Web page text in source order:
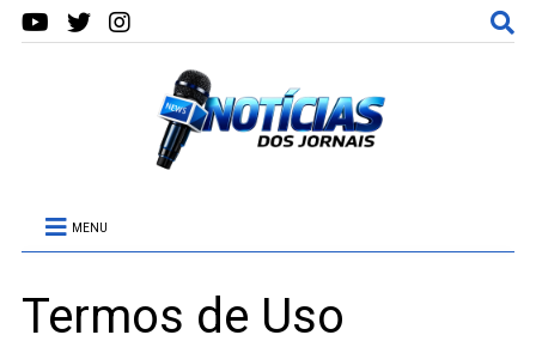
MENU
Termos de Uso